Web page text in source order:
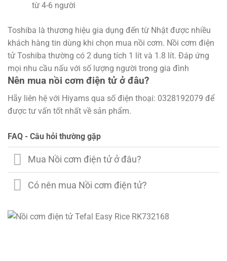
từ 4-6 người
Toshiba là thương hiệu gia dụng đến từ Nhật được nhiều
khách hàng tin dùng khi chọn mua nồi cơm. Nồi cơm điện
tử Toshiba thường có 2 dung tích 1 lít và 1.8 lít. Đáp ứng
mọi nhu cầu nấu với số lượng người trong gia đình
Nên mua nồi cơm điện tử ở đâu?
Hãy liên hệ với Hiyams qua số điện thoại: 0328192079 để
được tư vấn tốt nhất về sản phẩm.
FAQ - Câu hỏi thường gặp
Mua Nồi cơm điện tử ở đâu?
Có nên mua Nồi cơm điện tử?